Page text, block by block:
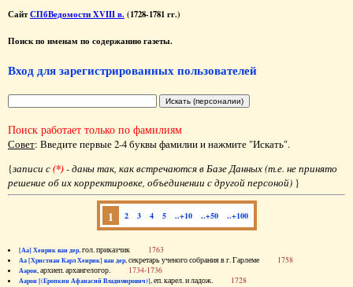
СайтСПбВедомости XVIII в. (1728-1781 гг.)
Поиск по именам по содержанию газеты.
Вход для зарегистрированных пользователей
Поиск работает только по фамилиям
Совет: Введите первые 2-4 буквы фамилии и нажмите "Искать".
{записи с(*)- даны так, как встречаются в Базе Данных (т.е. не принято
решение об их корректировке, объединении с другой персоной) }
1 2 3 4 5 ..+10 ..+50 ..+100
[Аа] Хенрик ван дер, гол. приказчик 1763
Аа [Христиан Карл Хенрик] ван дер, секретарь ученого собрания в г. Гарлеме 1758
Аарон, архиеп. архангелогор. 1734-1736
Аарон [(Еропкин Афанасий Владимирович)], еп. карел. и ладож. 1728